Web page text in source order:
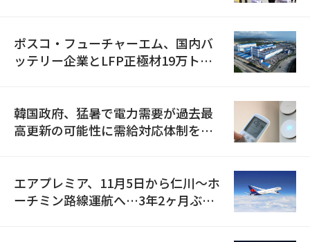
ポスコ・フューチャーエム、国内バ
ッテリー企業とLFP正極材19万トン
韓国政府、猛暑で電力需要が過去最
高更新の可能性に需給対応体制を点
エアプレミア、11月5日から仁川〜ホ
ーチミン路線運航へ…3年2ヶ月ぶり